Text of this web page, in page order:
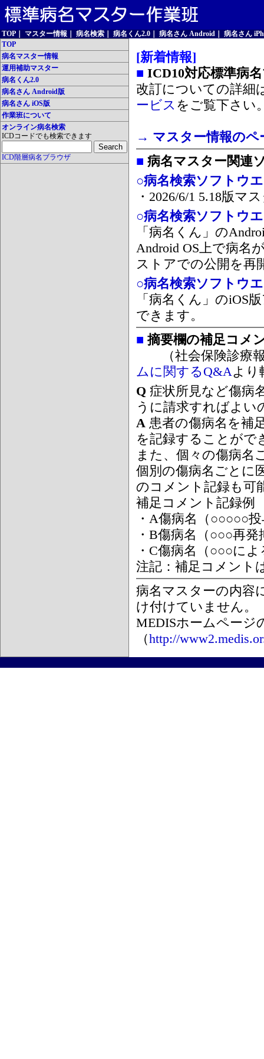
TOP マスター情報 病名検索 病名くん2.0 病名さん Android
病名さん
TOP
病名マスター情報
運用補助マスター
病名くん2.0
病名さん Android版
病名さん iOS版
作業班について
オンライン病名検索
ICDコードでも検索できます
ICD階層病名ブラウザ
[新着情報]
■ ICD10対応標準病
改訂についての詳細
ービス をご覧下さい
→ マスター情報のペ
■ 病名マスター関連
○病名検索ソフトウ
・2026/6/1 5.18版マ
○病名検索ソフトウ
「病名くん」の
Android OS上で病名
ストアでの公開を再
○病名検索ソフトウ
「病名くん」のiOS
できます。
■ 摘要欄の補足コメ
（社会保険診療報
ムに関するQ&Aより
Q 症状所見など傷病
うに請求すればよい
A 患者の傷病名を補
を記録することがで
また、個々の傷病名
個別の傷病名ごとに
のコメント記録も可
補足コメント記録例
・A傷病名（○○○○○
・B傷病名（○○○再
・C傷病名（○○○に
注記：補足コメント
病名マスターの内容
け付けていません。
MEDISホームページ
（http://